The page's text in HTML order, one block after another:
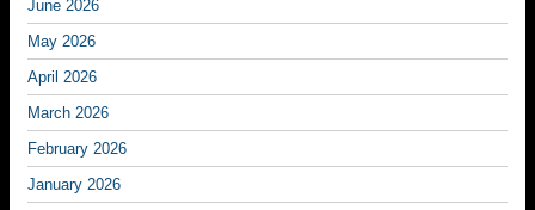
June 2026
May 2026
April 2026
March 2026
February 2026
January 2026